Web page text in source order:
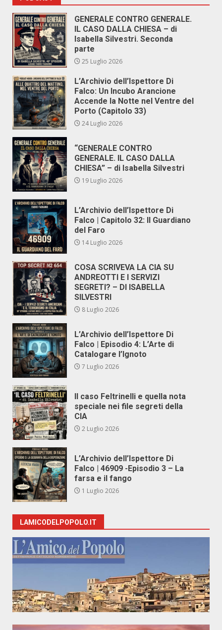
GENERALE CONTRO GENERALE.
IL CASO DALLA CHIESA – di
Isabella Silvestri. Seconda
parte
25 Luglio 2026
L’Archivio dell’Ispettore Di
Falco: Un Incubo Arancione
Accende la Notte nel Ventre del
Porto (Capitolo 33)
24 Luglio 2026
“GENERALE CONTRO
GENERALE. IL CASO DALLA
CHIESA” – di Isabella Silvestri
19 Luglio 2026
L’Archivio dell’Ispettore Di
Falco | Capitolo 32: Il Guardiano
del Faro
14 Luglio 2026
COSA SCRIVEVA LA CIA SU
ANDREOTTI E I SERVIZI
SEGRETI? – DI ISABELLA
SILVESTRI
8 Luglio 2026
L’Archivio dell’Ispettore Di
Falco | Episodio 4: L’Arte di
Catalogare l’Ignoto
7 Luglio 2026
Il caso Feltrinelli e quella nota
speciale nei file segreti della
CIA
2 Luglio 2026
L’Archivio dell’Ispettore Di
Falco | 46909 -Episodio 3 – La
farsa e il fango
1 Luglio 2026
LAMICODELPOPOLO.IT